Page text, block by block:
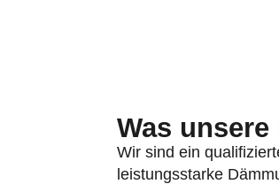
Was
Wir sind ein
leistungsstarke